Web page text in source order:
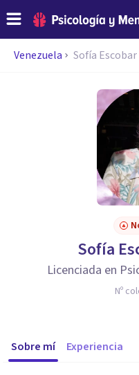
Venezuela Sofía
Sofía
Licenciada en
Nº
Sobre mí Experiencia